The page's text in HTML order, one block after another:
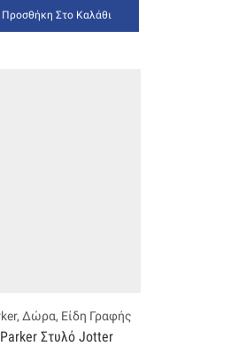
Προσθήκη Στο Καλάθι
,Δώρα, Είδη Γραφής
Parker Στυλό Jotter